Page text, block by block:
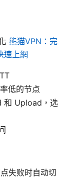
熊猫VPN：完
速上網
低的节点
和 Upload，选
失败时自动切